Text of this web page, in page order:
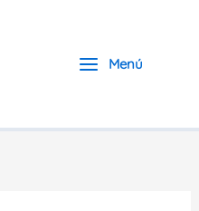
Menú